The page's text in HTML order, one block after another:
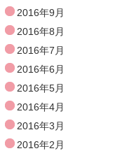
2016年9月
2016年8月
2016年7月
2016年6月
2016年5月
2016年4月
2016年3月
2016年2月